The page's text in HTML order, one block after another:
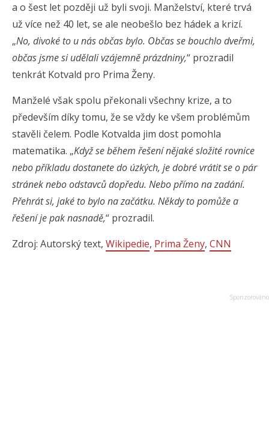
a o šest let později už byli svoji. Manželství, které trvá
už více než 40 let, se ale neobešlo bez hádek a krizí.
„No, divoké to u nás občas bylo. Občas se bouchlo dveřmi,
občas jsme si udělali vzájemně prázdniny,“ prozradil
tenkrát Kotvald pro Prima Ženy.
Manželé však spolu překonali všechny krize, a to
především díky tomu, že se vždy ke všem problémům
stavěli čelem. Podle Kotvalda jim dost pomohla
matematika. „Když se během řešení nějaké složité rovnice
nebo příkladu dostanete do úzkých, je dobré vrátit se o pár
stránek nebo odstavců dopředu. Nebo přímo na zadání.
Přehrát si, jaké to bylo na začátku. Někdy to pomůže a
řešení je pak nasnadě,“ prozradil.
Zdroj: Autorský text, Wikipedie, Prima Ženy, CNN